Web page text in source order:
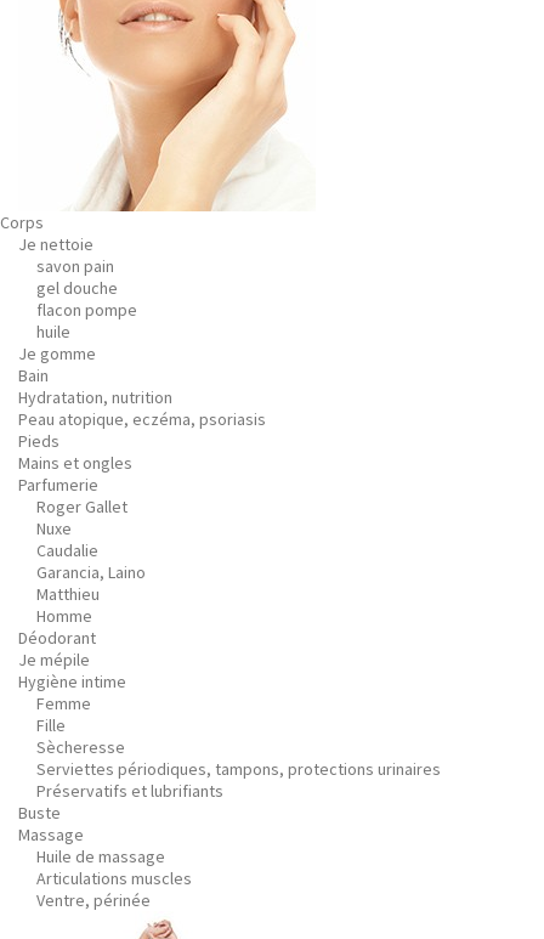
Corps
Je nettoie
savon pain
gel douche
flacon pompe
huile
Je gomme
Bain
Hydratation, nutrition
Peau atopique, eczéma, psoriasis
Pieds
Mains et ongles
Parfumerie
Roger Gallet
Nuxe
Caudalie
Garancia, Laino
Matthieu
Homme
Déodorant
Je mépile
Hygiène intime
Femme
Fille
Sècheresse
Serviettes périodiques, tampons, protections urinaires
Préservatifs et lubrifiants
Buste
Massage
Huile de massage
Articulations muscles
Ventre, périnée